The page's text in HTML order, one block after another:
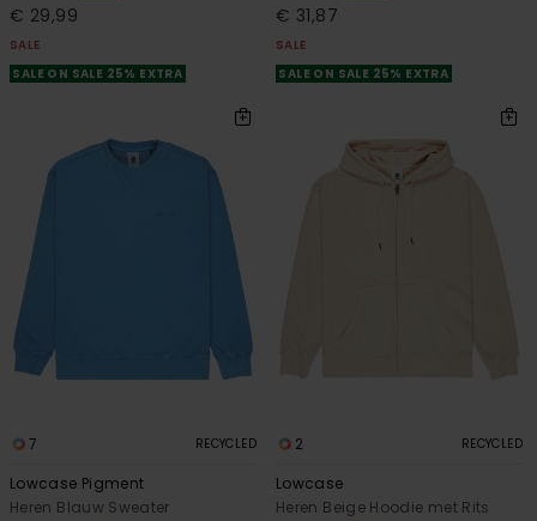
€ 29,99
SALE
SALE ON SALE 25% EXTRA
€ 31,87
SALE
SALE ON SALE 25% EXTRA
7 RECYCLED
Lowcase Pigment
Heren Blauw Sweater
2 RECYCLED
Lowcase
Heren Beige Hoodie met Rits